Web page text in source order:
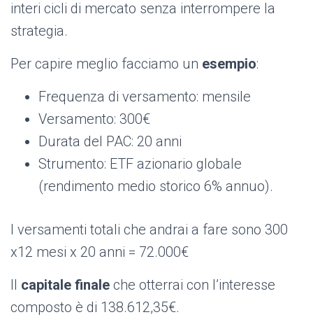
interi cicli di mercato senza interrompere la
strategia.
Per capire meglio facciamo un esempio:
Frequenza di versamento: mensile
Versamento: 300€
Durata del PAC: 20 anni
Strumento: ETF azionario globale
(rendimento medio storico 6% annuo).
I versamenti totali che andrai a fare sono 300
x12 mesi x 20 anni = 72.000€
Il capitale finale che otterrai con l’interesse
composto è di 138.612,35€.